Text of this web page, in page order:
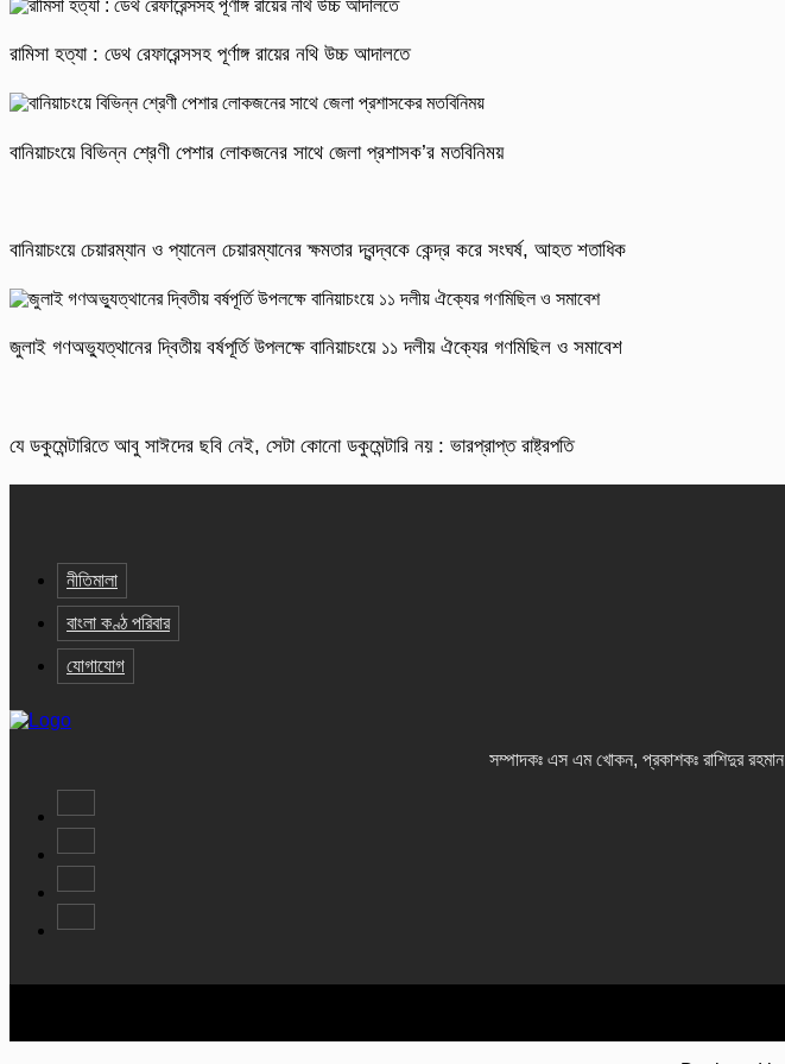
রামিসা হত্যা : ডেথ রেফারেন্সসহ পূর্ণাঙ্গ রায়ের নথি উচ্চ আদালতে
বানিয়াচংয়ে বিভিন্ন শ্রেণী পেশার লোকজনের সাথে জেলা প্রশাসক’র মতবিনিময়
বানিয়াচংয়ে চেয়ারম্যান ও প্যানেল চেয়ারম্যানের ক্ষমতার দ্বন্দ্বকে কেন্দ্র করে সংঘর্ষ, আহত শতাধিক
জুলাই গণঅভ্যুত্থানের দ্বিতীয় বর্ষপূর্তি উপলক্ষে বানিয়াচংয়ে ১১ দলীয় ঐক্যের গণমিছিল ও সমাবেশ
যে ডকুমেন্টারিতে আবু সাঈদের ছবি নেই, সেটা কোনো ডকুমেন্টারি নয় : ভারপ্রাপ্ত রাষ্ট্রপতি
নীতিমালা
বাংলা কণ্ঠ পরিবার
যোগাযোগ
সম্পাদকঃ এস এম খোকন, প্রকাশকঃ রাশিদুর রহমান